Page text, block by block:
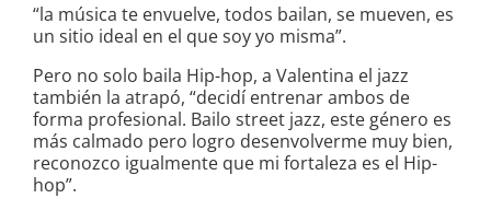
“la música te envuelve, todos bailan, se mueven, es
un sitio ideal en el que soy yo misma”.
Pero no solo baila Hip-hop, a Valentina el jazz
también la atrapó, “decidí entrenar ambos de
forma profesional. Bailo street jazz, este género es
más calmado pero logro desenvolverme muy bien,
reconozco igualmente que mi fortaleza es el Hip-
hop”.